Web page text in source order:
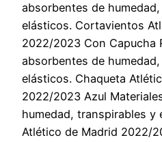
absorbentes de
elásticos. Cortavientos
2022/2023 Con Capucha
absorbentes de
elásticos. Chaqueta
2022/2023 Azul
humedad, transpirables y
Atlético de Madrid 2022/